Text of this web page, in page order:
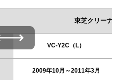
左右にスワイプできます
東芝クリーナー
VC-Y2C（L）
2009年10月～2011年3月